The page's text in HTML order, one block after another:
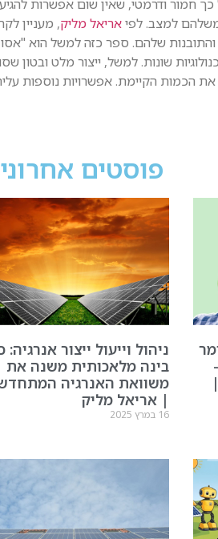
חמור ודרמטי, שאין שום אפשרות
למצב. לפיאריאל מליק, מעניין
שלהם. ספר כזה למשל הוא
שונות. למשל, ייצור מלט
הכמות הקיימת. אפשרויות נוספות
פוסטים
ניהול וייעול ייצור אנרגיה:
בינה מלאכותית משנה את
משוואת האנרגיה
| אריאל מליק
16 במרץ 2025